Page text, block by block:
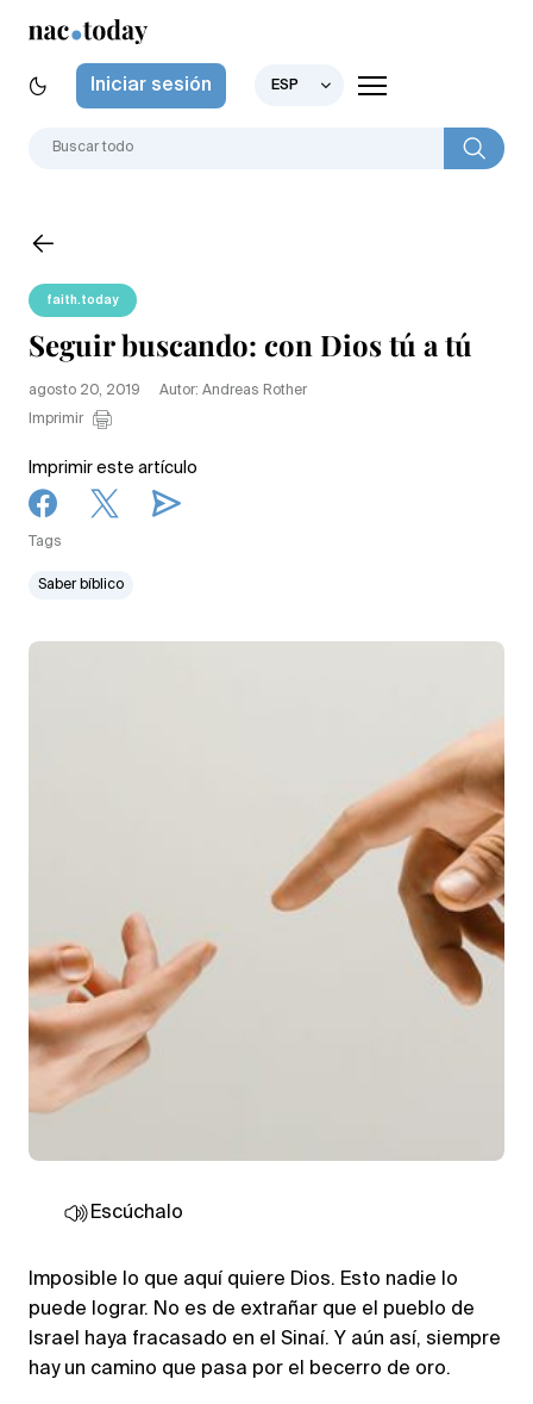
Iniciar sesión ESP
faith.today
Seguir buscando: con Dios tú a tú
agosto 20, 2019
Autor: Andreas Rother
Imprimir
Imprimir este artículo
Tags
Saber bíblico
Escúchalo
Imposible lo que aquí quiere Dios. Esto nadie lo
puede lograr. No es de extrañar que el pueblo de
Israel haya fracasado en el Sinaí. Y aún así, siempre
hay un camino que pasa por el becerro de oro.